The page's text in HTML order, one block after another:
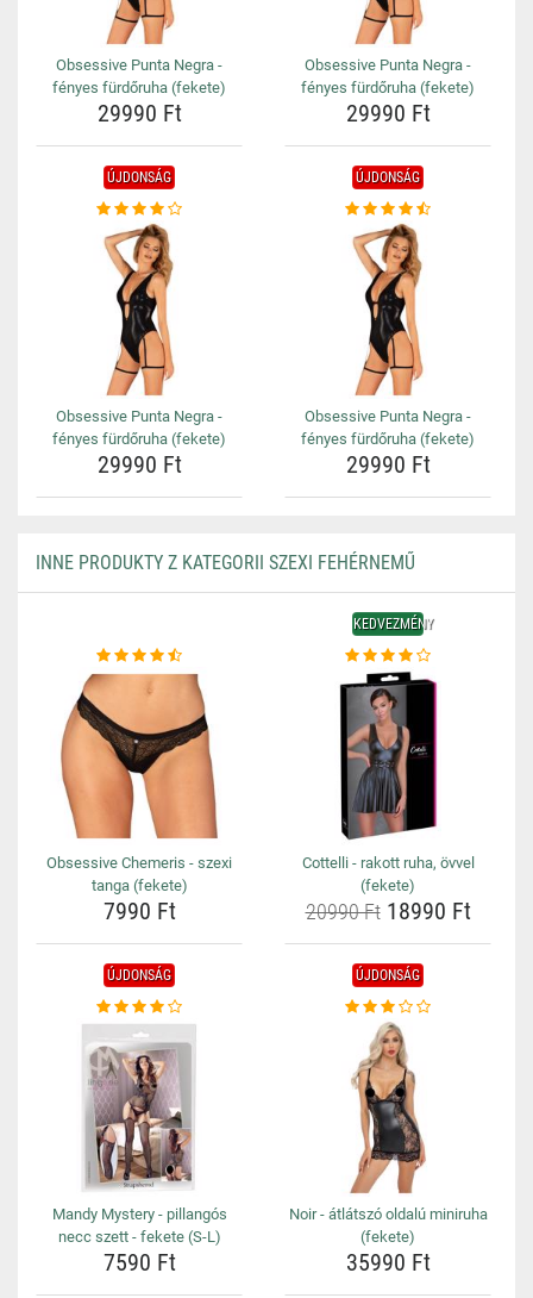
Obsessive Punta Negra -
fényes fürdőruha (fekete)
29990 Ft
Obsessive Punta Negra -
fényes fürdőruha (fekete)
29990 Ft
ÚJDONSÁG
Obsessive Punta Negra -
fényes fürdőruha (fekete)
29990 Ft
ÚJDONSÁG
Obsessive Punta Negra -
fényes fürdőruha (fekete)
29990 Ft
INNE PRODUKTY Z KATEGORII SZEXI FEHÉRNEMŰ
Obsessive Chemeris - szexi
tanga (fekete)
7990 Ft
KEDVEZMÉNY
Cottelli - rakott ruha, övvel
(fekete)
20990 Ft18990 Ft
ÚJDONSÁG
Mandy Mystery - pillangós
necc szett - fekete (S-L)
7590 Ft
ÚJDONSÁG
Noir - átlátszó oldalú miniruha
(fekete)
35990 Ft